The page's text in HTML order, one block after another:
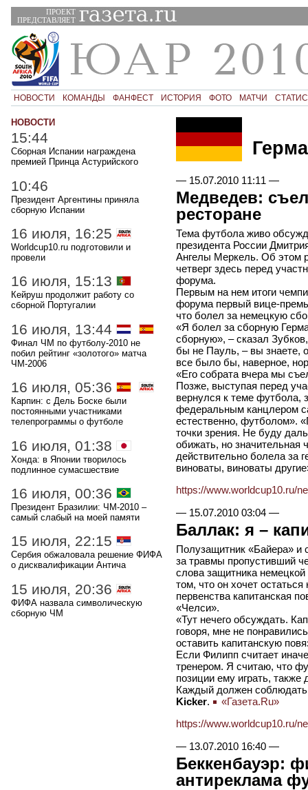
ПРОЕКТ
ПРЕДСТАВЛЯЕТ
НОВОСТИ КОМАНДЫ ФАНФЕСТ ИСТОРИЯ ФОТО МАТЧИ
— 15.07.2010 11:11 —
Медведев:
ресторане
Тема футбола живо
президента России
Ангелы Меркель. Об этом
четверг здесь перед
форума.
Первым на нем итоги
форума первый вице-
что болел за немецкую
«Я болел за сборную
сборную», – сказал
бы не Пауль, – вы знаете,
все было бы, наверное,
«Его собрата вчера мы
Позже, выступая перед
вернулся к теме футбола,
федеральным канцлером
естественно, футболом».
точки зрения. Не буду
обижать, но значительная
действительно болела за
виноваты, виноваты
https://www.worldcup10.ru/
— 15.07.2010 03:04—
Баллак: я –
Полузащитник «Байера» и
за травмы пропустивший
слова защитника
том, что он хочет
первенства капитанская
«Челси».
«Тут нечего обсуждать.
говоря, мне не
оставить капитанскую
Если Филипп считает
тренером. Я считаю, что
позиции ему играть,
Каждый должен
Kicker.
«Газета.Ru»
https://www.worldcup10.ru/
— 13.07.2010 16:40—
Беккенбауэр:
антиреклама
НОВОСТИ
15:44
Сборная Испании награждена
премией Принца Астурийского
10:46
Президент Аргентины приняла
сборную Испании
16 июля, 16:25
Worldcup10.ru подготовили и
провели
16 июля, 15:13
Кейруш продолжит работу со
сборной Португалии
16 июля, 13:44
Финал ЧМ по футболу-2010 не
побил рейтинг «золотого» матча
ЧМ-2006
16 июля, 05:36
Карпин: с Дель Боске были
постоянными участниками
телепрограммы о футболе
16 июля, 01:38
Хонда: в Японии творилось
подлинное сумасшествие
16 июля, 00:36
Президент Бразилии: ЧМ-2010 –
самый слабый на моей памяти
15 июля, 22:15
Сербия обжаловала решение ФИФА
о дисквалификации Антича
15 июля, 20:36
ФИФА назвала символическую
сборную ЧМ